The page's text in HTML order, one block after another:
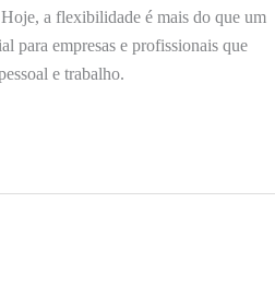
a flexibilidade é mais do que um
para empresas e profissionais que
e trabalho.